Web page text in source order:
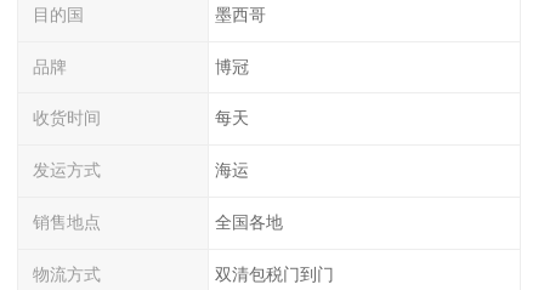
目的国 墨西哥
品牌 博冠
收货时间 每天
发运方式 海运
销售地点 全国各地
物流方式 双清包税门到门